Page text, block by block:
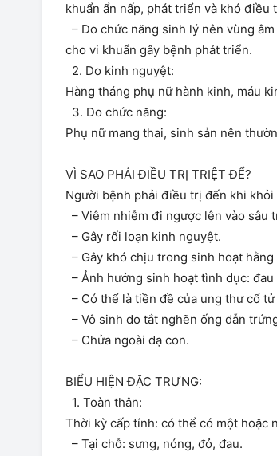
khuẩn ẩn nấp, phát triển và khó điều
– Do chức năng sinh lý nên vùng
cho vi khuẩn gây bệnh phát triển.
2. Do kinh nguyệt:
Hàng tháng phụ nữ hành kinh, máu
3. Do chức năng:
Phụ nữ mang thai, sinh sản nên
VÌ SAO PHẢI ĐIỀU TRỊ TRIỆT ĐỂ?
Người bệnh phải điều trị đến khi
– Viêm nhiễm đi ngược lên vào sâu
– Gây rối loạn kinh nguyệt.
– Gây khó chịu trong sinh hoạt
– Ảnh hưởng sinh hoạt tình dục:
– Có thể là tiền đề của ung thư cổ tử
– Vô sinh do tắt nghẽn ống dẫn
– Chửa ngoài dạ con.
BIỂU HIỆN ĐẶC TRƯNG:
1. Toàn thân:
Thời kỳ cấp tính: có thể có một hoặc
– Tại chỗ: sưng, nóng, đỏ, đau.